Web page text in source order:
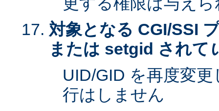
対象となる CGI/SSI
または setgid されて
UID/GID を再度変
行はしません